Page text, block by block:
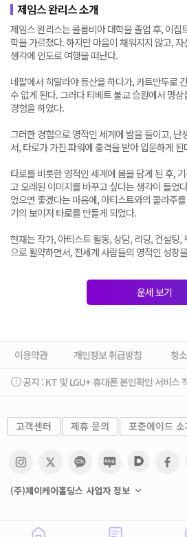
제임스 완리스 소개
제임스 완리스는 콜롬비아 대학을 졸업 후, 이집
학을 가르쳤다. 하지만 마음이 채워지지 않고,
생각에 인도로 여행을 떠난다.
네팔에서 히말라야 등산을 하다가, 카트만두로
수 없게 된다. 그러다 티베트 불교 승원에서 명
경험을 하였다.
그러한 경험으로 영적인 세계에 발을 들이고, 난
서, 타로가 가진 파워에 충격을 받아 입문하게 된
타로를 비롯한 영적인 세계에 몸을 담게 된 후,
고 오래된 이미지를 바꾸고 싶다는 생각이 들었
었으면 좋겠다는 마음에, 아티스트와의 콜라주
기의 보이저 타로를 만들게 되었다.
현재는 작가, 아티스트 활동, 상담, 리딩, 컨설팅,
으로 활약하면서, 전세계 사람들의 영적인 성장
운세 보기
이용약관 개인정보 취급방침
청
공지 : KT 및 LGU+ 휴대폰 본인확인 서비스
고객센터 제휴 문의 포춘에이드 소
(주)제이케이홀딩스 사업자 정보